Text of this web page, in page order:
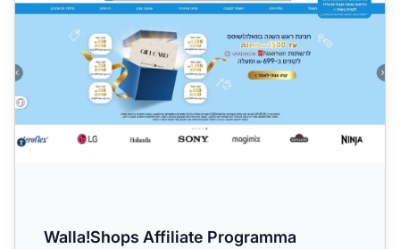
Walla!Shops Affiliate Programma